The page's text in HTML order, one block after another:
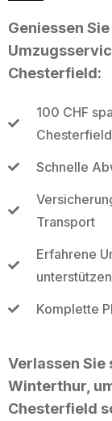
Geniessen
Chesterfield:
100 CHF
Chesterfield
Schnelle
Transport
Erfahrene
Komplette
Verlassen Sie
Winterthur,
Chesterfield